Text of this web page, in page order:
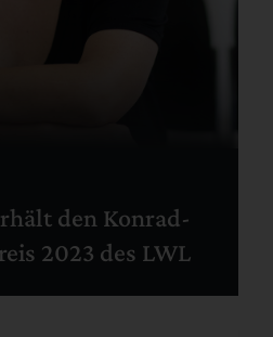
den Konrad-
2023 des LWL